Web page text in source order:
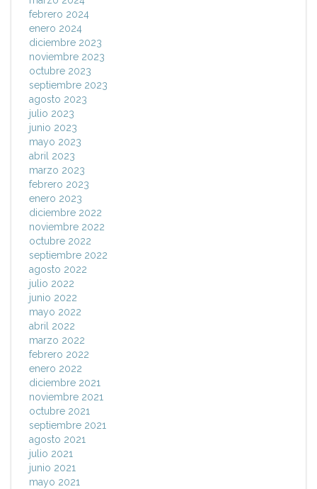
febrero 2024
enero 2024
diciembre 2023
noviembre 2023
octubre 2023
septiembre 2023
agosto 2023
julio 2023
junio 2023
mayo 2023
abril 2023
marzo 2023
febrero 2023
enero 2023
diciembre 2022
noviembre 2022
octubre 2022
septiembre 2022
agosto 2022
julio 2022
junio 2022
mayo 2022
abril 2022
marzo 2022
febrero 2022
enero 2022
diciembre 2021
noviembre 2021
octubre 2021
septiembre 2021
agosto 2021
julio 2021
junio 2021
mayo 2021